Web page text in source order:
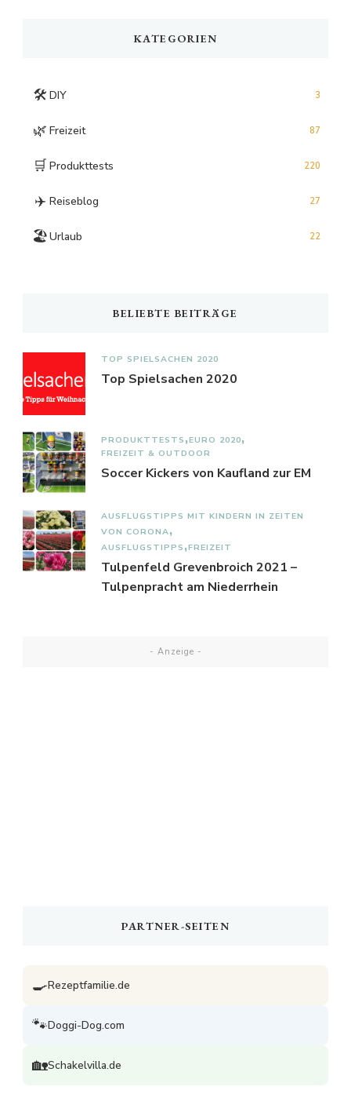
KATEGORIEN
🛠️ DIY 3
🌿 Freizeit 87
🛒 Produkttests 220
✈️ Reiseblog 27
🏖️Urlaub 22
BELIEBTE BEITRÄGE
TOP SPIELSACHEN 2020
Top Spielsachen 2020
PRODUKTTESTS EURO 2020
FREIZEIT & OUTDOOR
Soccer Kickers von Kaufland zur EM
AUSFLUGSTIPPS MIT KINDERN IN ZEITEN
VON CORONA
AUSFLUGSTIPPS FREIZEIT
Tulpenfeld Grevenbroich 2021 –
Tulpenpracht am Niederrhein
- Anzeige -
PARTNER-SEITEN
🍳Rezeptfamilie.de
🐾Doggi-Dog.com
🏡Schakelvilla.de